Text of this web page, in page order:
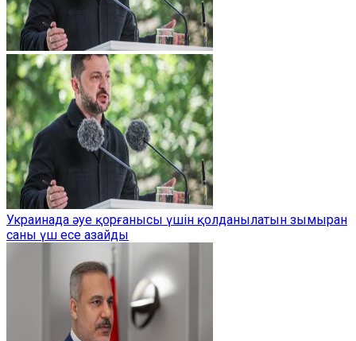
Украинада әуе қорғанысы үшін қолданылатын зымыран
саны үш есе азайды